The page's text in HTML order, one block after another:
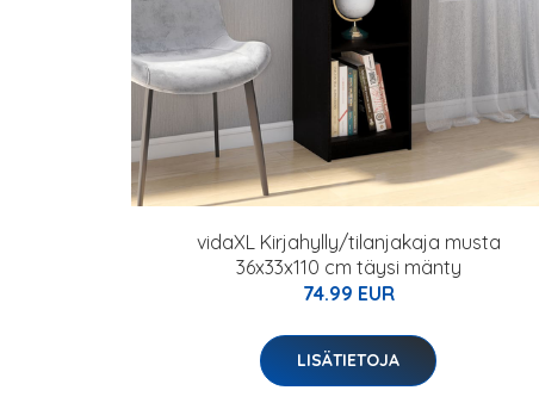
vidaXL Kirjahylly/tilanjakaja musta
36x33x110 cm täysi mänty
74.99 EUR
LISÄTIETOJA